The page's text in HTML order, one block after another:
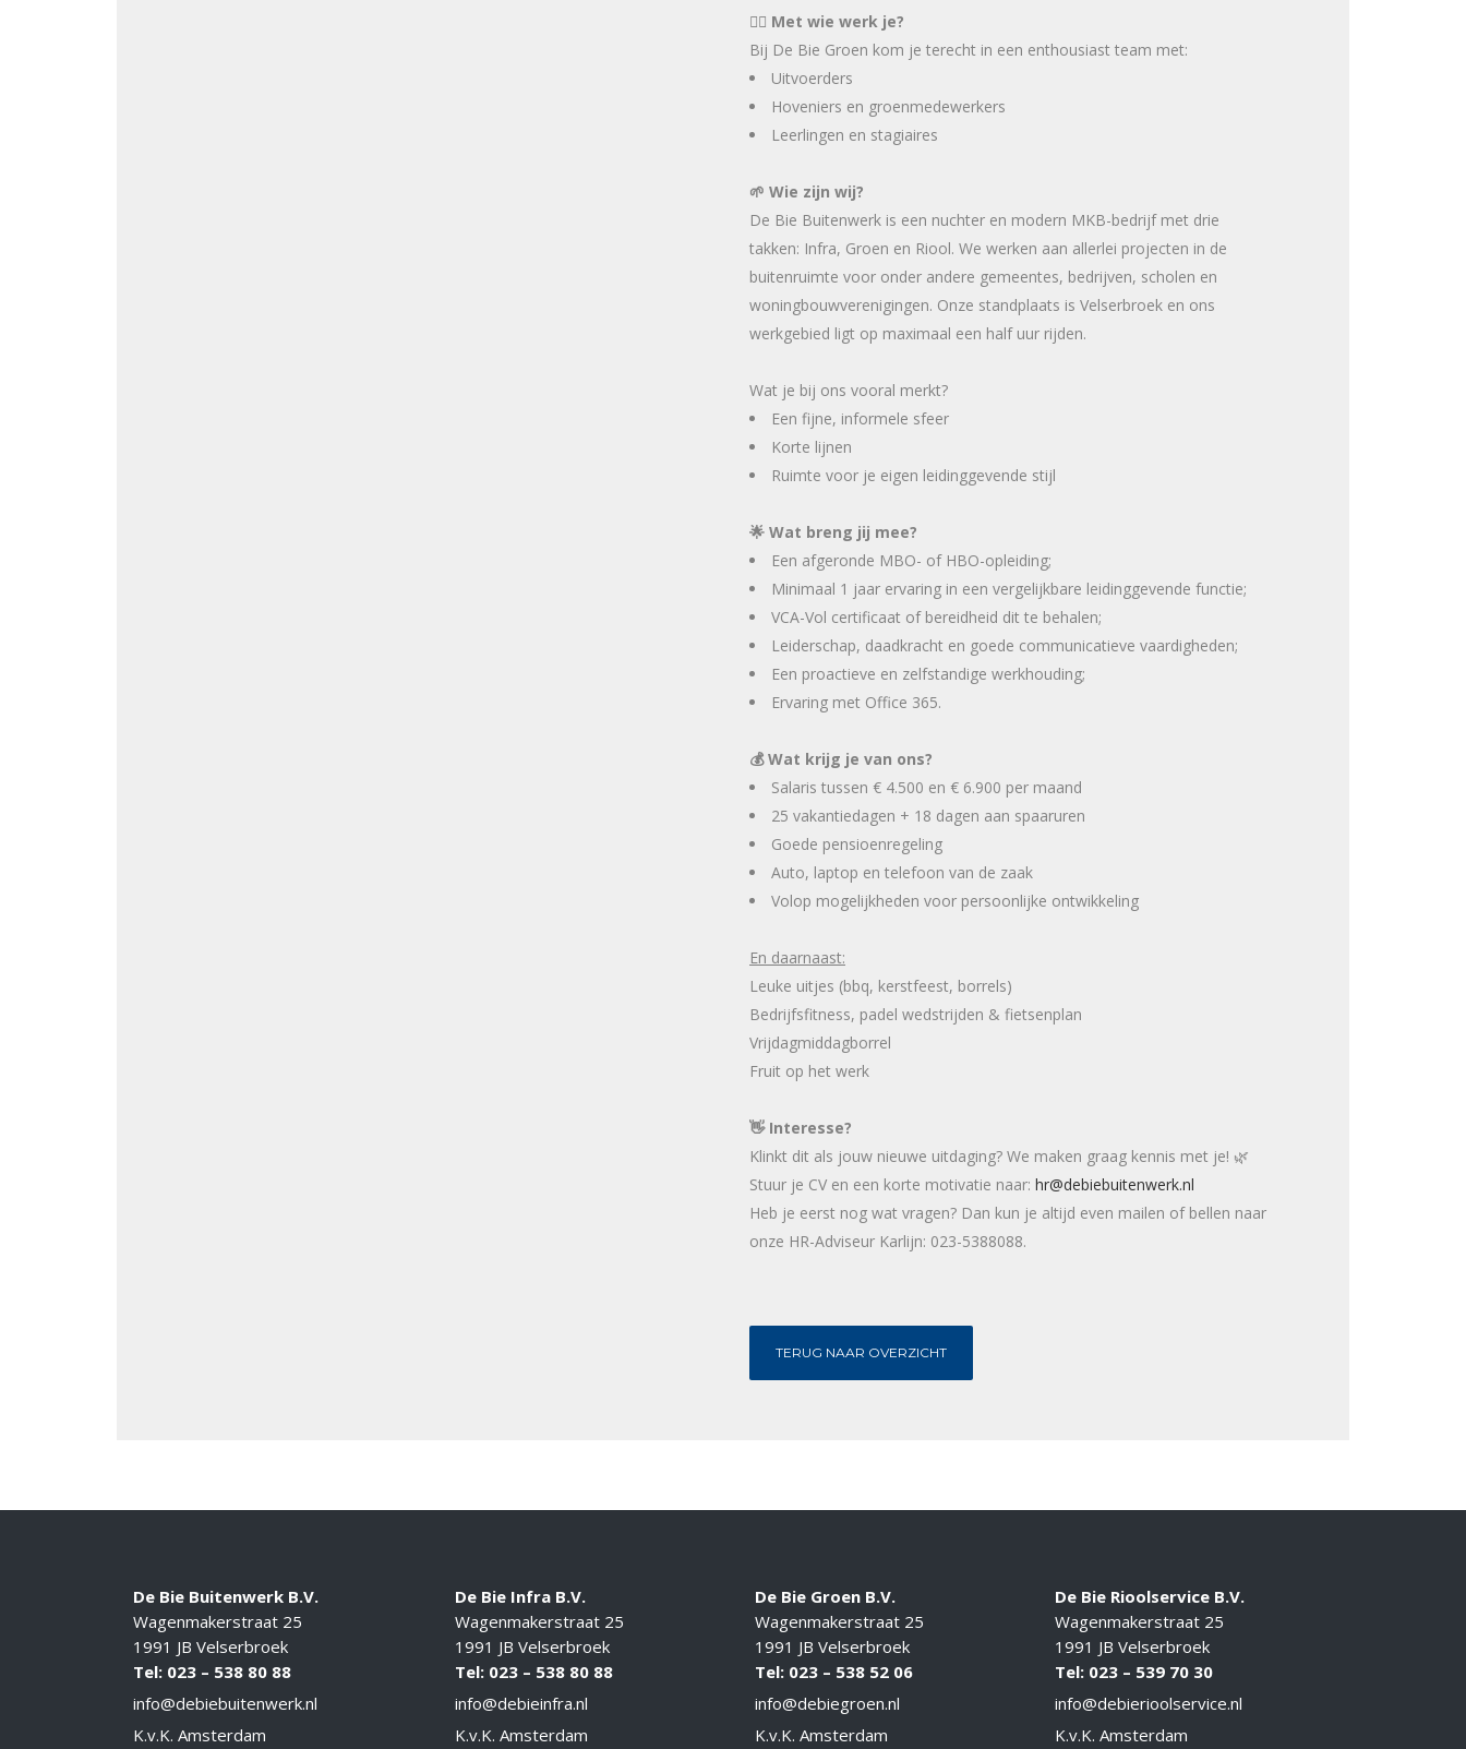
👷‍♂️ Met wie werk je?
Bij De Bie Groen kom je terecht in een enthousiast team met:
Uitvoerders
Hoveniers en groenmedewerkers
Leerlingen en stagiaires
🌱 Wie zijn wij?
De Bie Buitenwerk is een nuchter en modern MKB-bedrijf met drie
takken: Infra, Groen en Riool. We werken aan allerlei projecten in de
buitenruimte voor onder andere gemeentes, bedrijven, scholen en
woningbouwverenigingen. Onze standplaats is Velserbroek en ons
werkgebied ligt op maximaal een half uur rijden.
Wat je bij ons vooral merkt?
Een fijne, informele sfeer
Korte lijnen
Ruimte voor je eigen leidinggevende stijl
🌟 Wat breng jij mee?
Een afgeronde MBO- of HBO-opleiding;
Minimaal 1 jaar ervaring in een vergelijkbare leidinggevende functie;
VCA-Vol certificaat of bereidheid dit te behalen;
Leiderschap, daadkracht en goede communicatieve vaardigheden;
Een proactieve en zelfstandige werkhouding;
Ervaring met Office 365.
💰 Wat krijg je van ons?
Salaris tussen € 4.500 en € 6.900 per maand
25 vakantiedagen + 18 dagen aan spaaruren
Goede pensioenregeling
Auto, laptop en telefoon van de zaak
Volop mogelijkheden voor persoonlijke ontwikkeling
En daarnaast:
Leuke uitjes (bbq, kerstfeest, borrels)
Bedrijfsfitness, padel wedstrijden & fietsenplan
Vrijdagmiddagborrel
Fruit op het werk
👋 Interesse?
Klinkt dit als jouw nieuwe uitdaging? We maken graag kennis met je! 🌿
Stuur je CV en een korte motivatie naar: hr@debiebuitenwerk.nl
Heb je eerst nog wat vragen? Dan kun je altijd even mailen of bellen naar
onze HR-Adviseur Karlijn: 023-5388088.
TERUG NAAR OVERZICHT
De Bie Buitenwerk B.V.
Wagenmakerstraat 25
1991 JB Velserbroek
Tel: 023 – 538 80 88
info@debiebuitenwerk.nl
K.v.K. Amsterdam
De Bie Infra B.V.
Wagenmakerstraat 25
1991 JB Velserbroek
Tel: 023 – 538 80 88
info@debieinfra.nl
K.v.K. Amsterdam
De Bie Groen B.V.
Wagenmakerstraat 25
1991 JB Velserbroek
Tel: 023 – 538 52 06
info@debiegroen.nl
K.v.K. Amsterdam
De Bie Rioolservice B.V.
Wagenmakerstraat 25
1991 JB Velserbroek
Tel: 023 – 539 70 30
info@debierioolservice.nl
K.v.K. Amsterdam